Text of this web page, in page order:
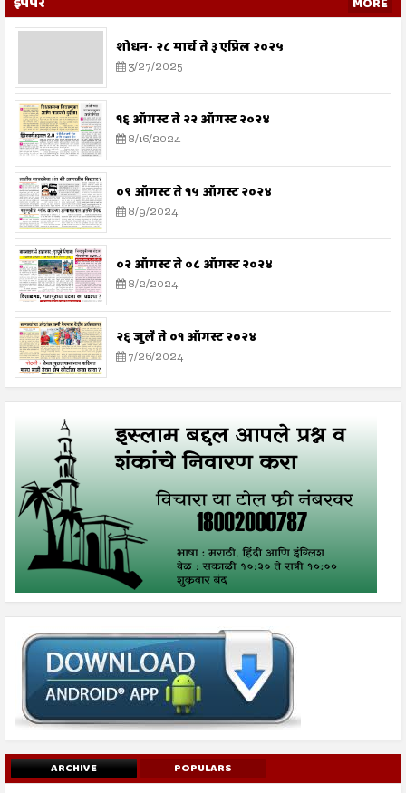
शोधन- २८ मार्च ते ३ एप्रिल २०२५
3/27/2025
१६ ऑगस्ट ते २२ ऑगस्ट २०२४
8/16/2024
०९ ऑगस्ट ते १५ ऑगस्ट २०२४
8/9/2024
०२ ऑगस्ट ते ०८ ऑगस्ट २०२४
8/2/2024
२६ जुलै ते ०१ ऑगस्ट २०२४
7/26/2024
ARCHIVE POPULARS